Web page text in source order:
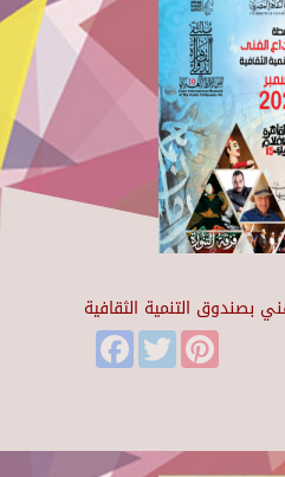
بصندوق التنمية الثقافية
FacebookTwitter